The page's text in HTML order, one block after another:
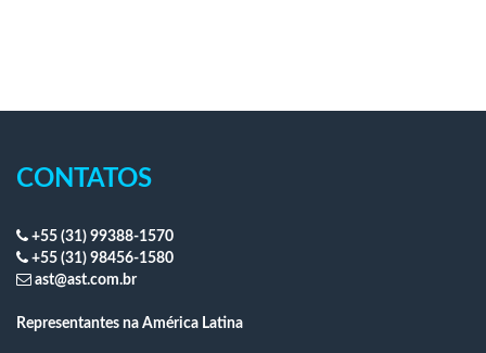
CONTATOS
+55 (31) 99388-1570
+55 (31) 98456-1580
ast@ast.com.br
Representantes na América Latina